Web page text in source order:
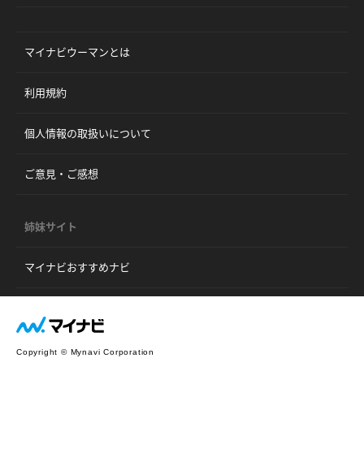
マイナビウーマンとは
利用規約
個人情報の取扱いについて
ご意見・ご感想
姉妹サイト
マイナビおすすめナビ
Copyright © Mynavi Corporation